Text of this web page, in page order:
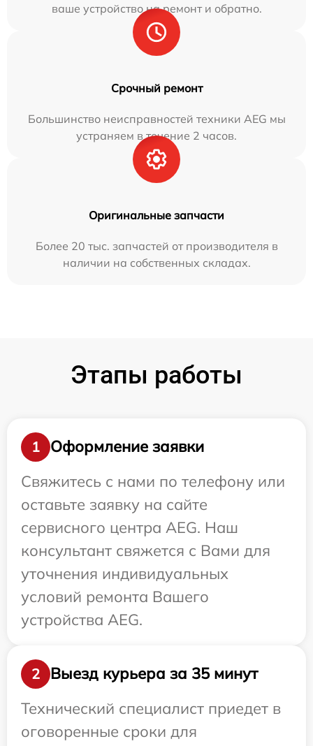
ваше устройство на ремонт и обратно.
Срочный ремонт
Большинство неисправностей техники AEG мы
устраняем в течение 2 часов.
Оригинальные запчасти
Более 20 тыс. запчастей от производителя в
наличии на собственных складах.
Этапы работы
1
Оформление заявки
Свяжитесь с нами по телефону или
оставьте заявку на сайте
сервисного центра AEG. Наш
консультант свяжется с Вами для
уточнения индивидуальных
условий ремонта Вашего
устройства AEG.
2
Выезд курьера за 35 минут
Технический специалист приедет в
оговоренные сроки для